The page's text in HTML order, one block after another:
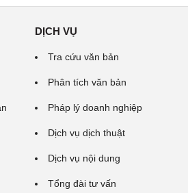
DỊCH VỤ
Tra cứu văn bản
Phân tích văn bản
Pháp lý doanh nghiệp
Dịch vụ dịch thuật
Dịch vụ nội dung
Tổng đài tư vấn